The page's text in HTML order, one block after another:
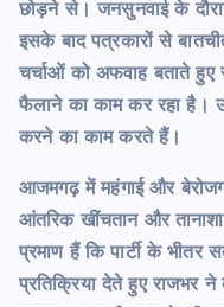
छोड़ने से। जनसुनवाई के
इसके बाद पत्रकारों से
चर्चाओं को अफवाह बताते हुए
फैलाने का काम कर रहा है।
करने का काम करते हैं।
आजमगढ़ में महंगाई और
आंतरिक खींचतान और
प्रमाण हैं कि पार्टी के भीतर
प्रतिक्रिया देते हुए राजभर